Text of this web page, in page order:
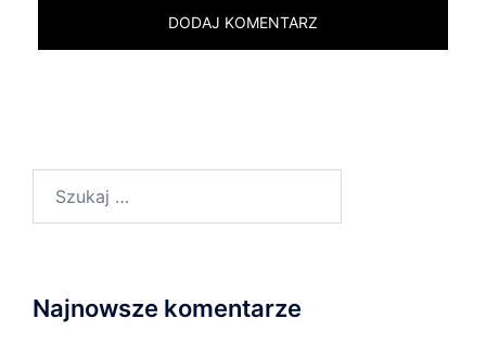
Najnowsze komentarze